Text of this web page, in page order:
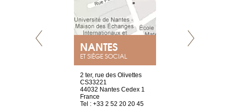
NANTES
ET SIÈGE SOCIAL
2 ter, rue des Olivettes
CS33221
44032 Nantes Cedex 1
France
Tel : +33 2 52 20 20 45